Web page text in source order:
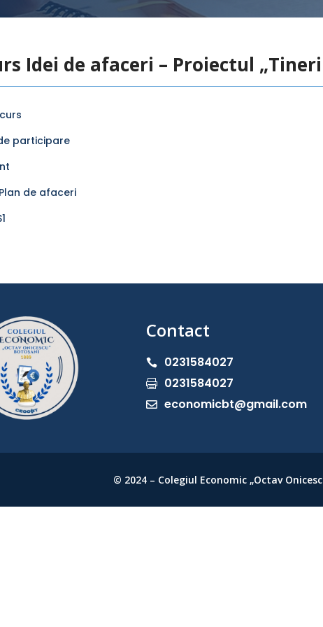
Idei de afaceri – Proiectul
participare
de afaceri
Contact
 0231584027
 0231584027
 economicbt@gmail.com
© 2024 – Colegiul Economic „Octav